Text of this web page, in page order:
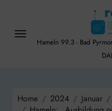
content
Hameln 99.3 - Bad
Home 2024 Januar